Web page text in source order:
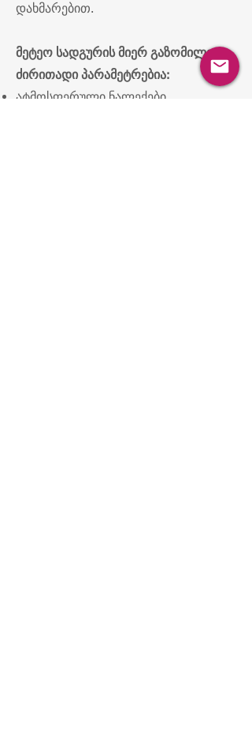
დახმარებით.
მეტეო სადგურის მიერ გაზომილი
ძირითადი პარამეტრებია:
ატმოსფერული ნალექები